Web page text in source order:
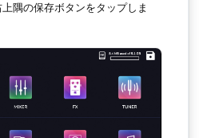
隅の保存ボタンをタップしま